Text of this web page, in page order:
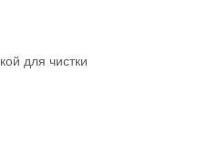
для чистки